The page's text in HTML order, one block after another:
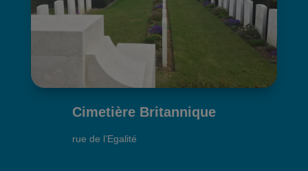
Cimetière Britannique
rue de l’Egalité